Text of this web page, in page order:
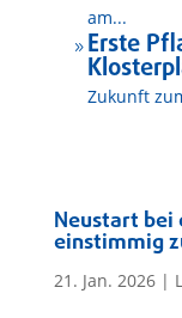
am...
9 Erste
Zukunft
Neustart bei
einstimmig
21. Jan. 2026|